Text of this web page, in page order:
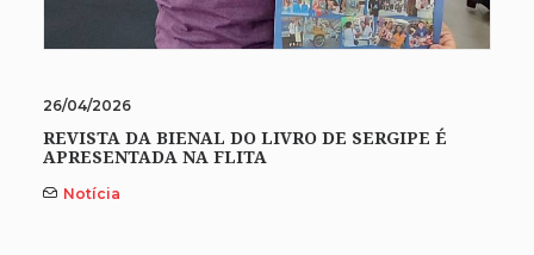
26/04/2026
REVISTA DA BIENAL DO LIVRO DE SERGIPE É
APRESENTADA NA FLITA
Notícia